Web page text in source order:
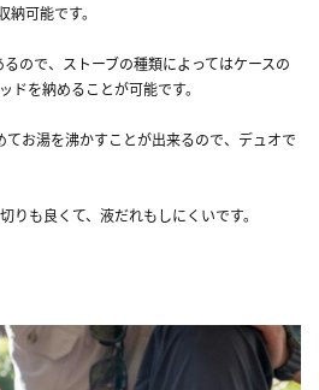
可能です。
ので、ストーブの種類によってはケースの
ドを納めることが可能です。
お湯を沸かすことが出来るので、デュオで
りも良くて、液だれもしにくいです。